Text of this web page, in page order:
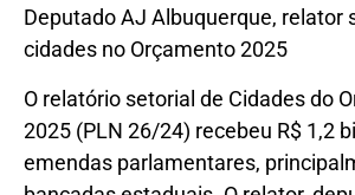
Deputado AJ Albuquerque, relator
cidades no Orçamento 2025
O relatório setorial de Cidades do
2025 (PLN 26/24) recebeu R$ 1,2
emendas parlamentares,